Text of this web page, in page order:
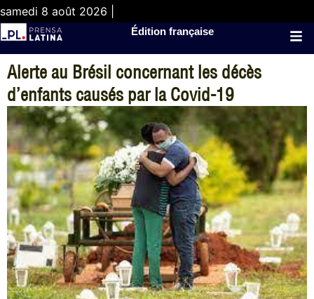
samedi 8 août 2026 |
Édition française
Alerte au Brésil concernant les décès
d’enfants causés par la Covid-19